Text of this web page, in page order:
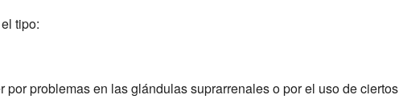
tipo:
problemas en las glándulas suprarrenales o por el uso de ciertos